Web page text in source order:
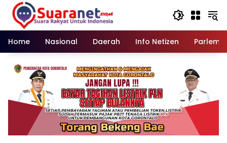
Langsung
konten
Home
Nasional Daerah Info Netizen